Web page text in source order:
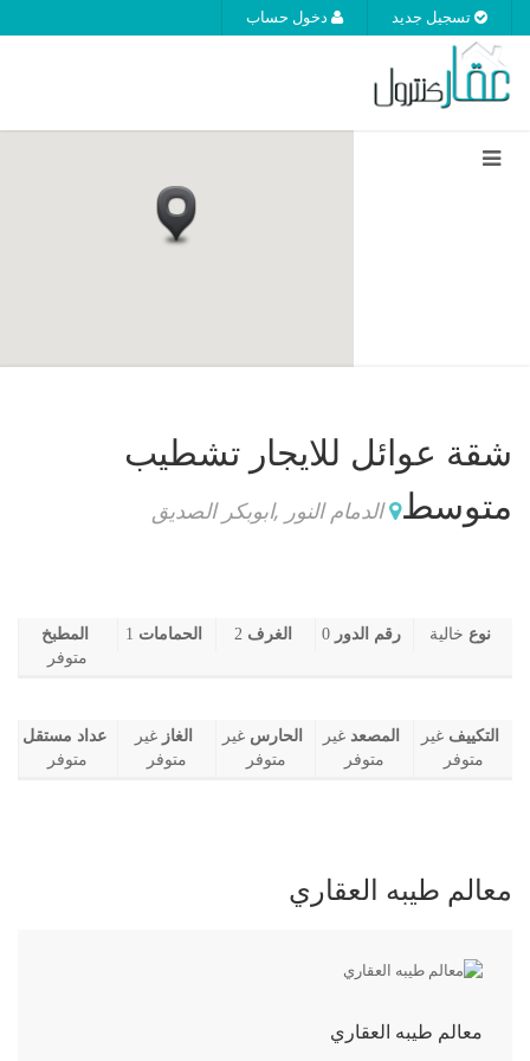
دخول حساب تسجيل جديد
شقة عوائل للايجارتشطيب
متوسط الدمام النور ,ابوبكر الصديق
نوعخالية رقم الدور0 الغرف 2 الحمامات1
المطبخ
متوفر
التكييفغير
متوفر
المصعدغير
متوفر
الحارسغير
متوفر
الغازغير
متوفر
عداد مستقل
متوفر
معالم طيبه العقاري
معالم طيبه العقاري